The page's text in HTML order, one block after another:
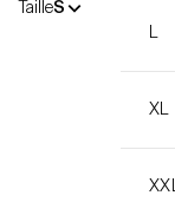
TailleS
L
XL